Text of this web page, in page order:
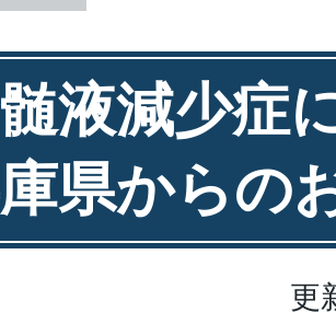
液減少症
庫県からの
更